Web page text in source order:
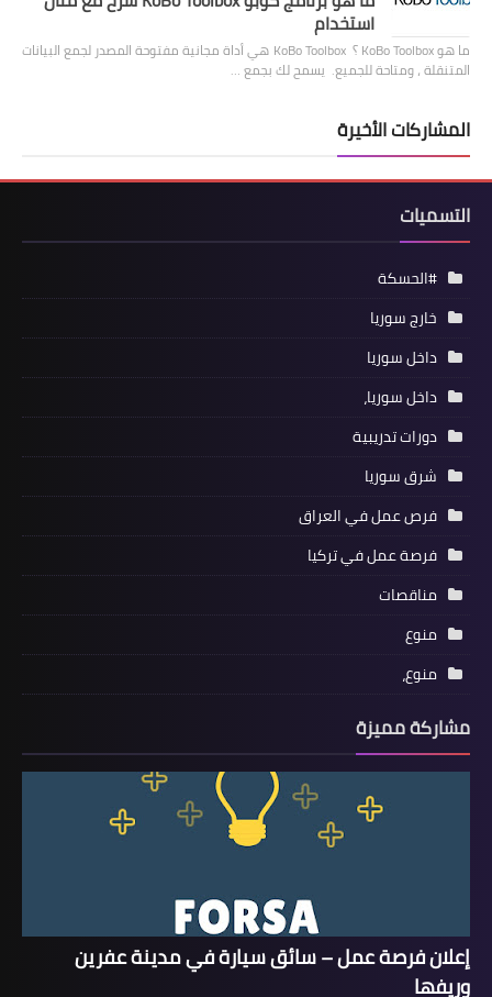
استخدام
ما هو KoBo Toolbox ؟ KoBo Toolbox هي أداة مجانية مفتوحة المصدر لجمع البيانات
المتنقلة ، ومتاحة للجميع. يسمح لك بجمع …
المشاركات الأخيرة
التسميات
#الحسكة
خارج سوريا
داخل سوريا
داخل سوريا،
دورات تدريبية
شرق سوريا
فرص عمل في العراق
فرصة عمل في تركيا
مناقصات
منوع
منوع،
مشاركة مميزة
إعلان فرصة عمل – سائق سيارة في مدينة عفرين
وريفها